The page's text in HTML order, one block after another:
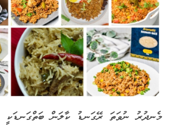
މެނދުރު ނުވަތަ ރޭގަނޑު ކާލަން